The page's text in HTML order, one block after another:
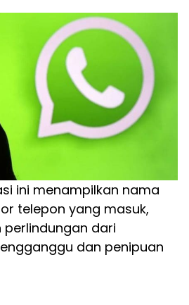
ini menampilkan nama
telepon yang masuk,
dari
dan penipuan